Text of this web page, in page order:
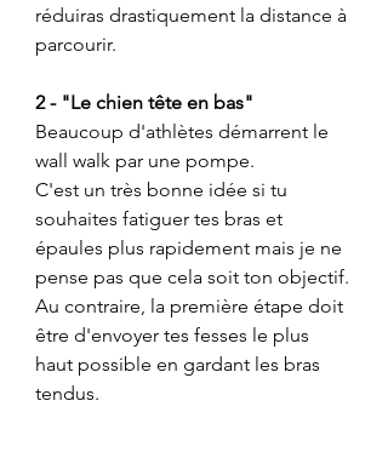
réduiras drastiquement la distance à
parcourir.
2 - "Le chien tête en bas"
Beaucoup d'athlètes démarrent le
wall walk par une pompe.
C'est un très bonne idée si tu
souhaites fatiguer tes bras et
épaules plus rapidement mais je ne
pense pas que cela soit ton objectif.
Au contraire, la première étape doit
être d'envoyer tes fesses le plus
haut possible en gardant les bras
tendus.